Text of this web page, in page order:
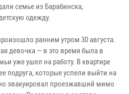
семье из Барабинска,
одежду.
ранним утром 30 августа.
девочка — в это время была в
уже ушел на работу. В квартире
подруга, которые успели выйти на
эвакуировал проезжавший мимо